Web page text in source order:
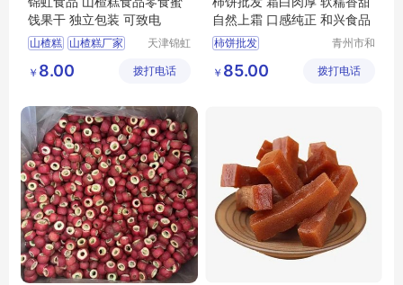
饯果干 独立包装 可致电
山楂糕 山楂糕厂家
山楂糕批发
天津锦虹
公司
￥ 8.00 拨打电话
自然上霜 口感纯正 和兴食品
柿饼批发
青州市和
限公司
￥ 85.00 拨打电话